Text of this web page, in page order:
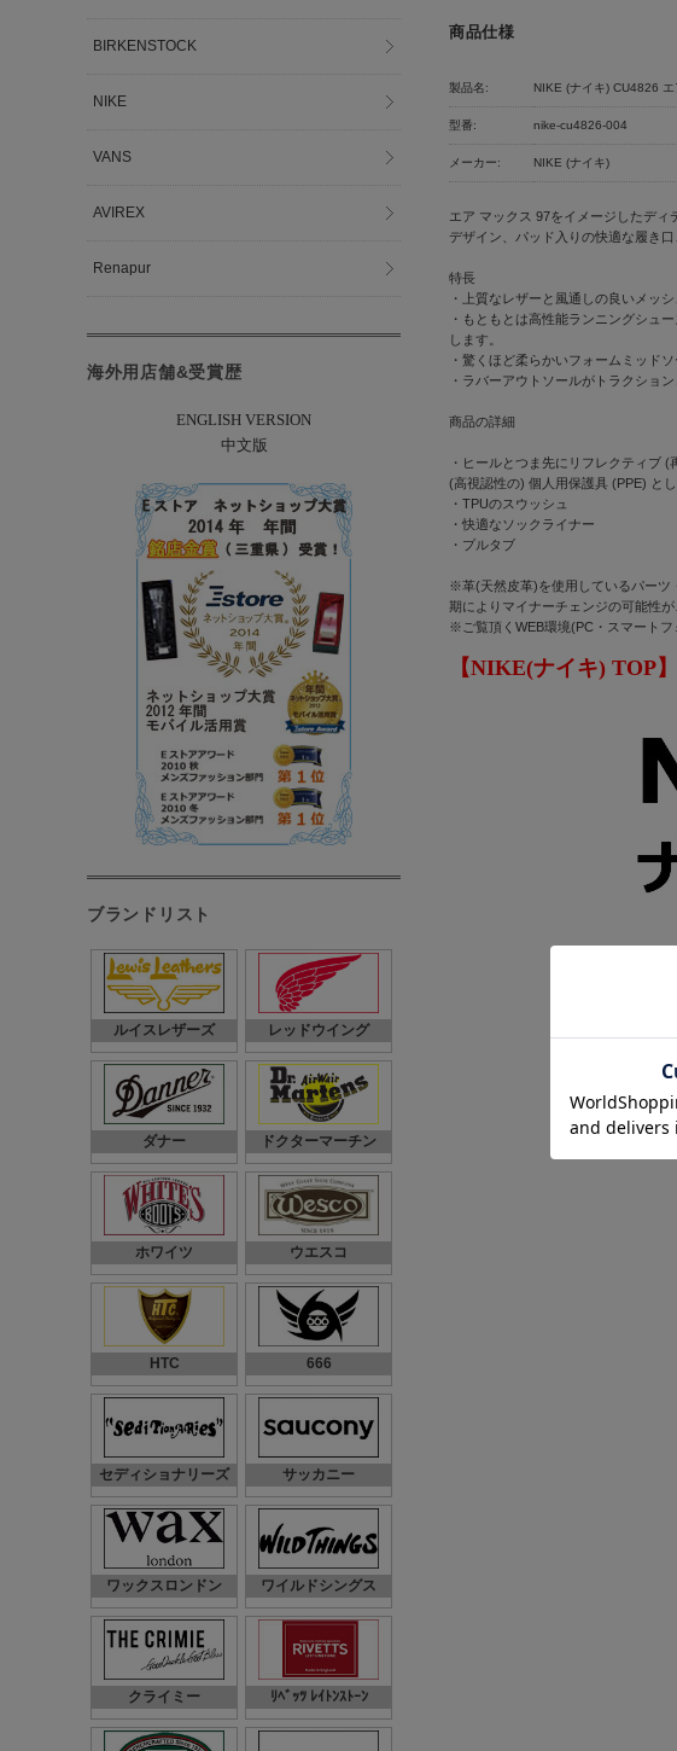
商品仕様
製品名: NIKE (ナイキ) CU4826
型番: nike-cu4826-004
メーカー: NIKE (ナイキ)
エア マックス 97をイメージしたデ
デザイン、パッド入りの快適な履き
特長
・上質なレザーと風通しの良いメッ
・もともとは高性能ランニングシュ
します。
・驚くほど柔らかいフォームミッド
・ラバーアウトソールがトラクション
商品の詳細
・ヒールとつま先にリフレクティブ
(高視認性の) 個人用保護具 (PPE) と
・TPUのスウッシュ
・快適なソックライナー
・プルタブ
※革(天然皮革)を使用しているパーツ
期によりマイナーチェンジの可能性が
※ご覧頂くWEB環境(PC・スマートフ
【NIKE(ナイキ) TOP】
BIRKENSTOCK
NIKE
VANS
AVIREX
Renapur
海外用店舗&受賞歴
ENGLISH VERSION
中文版
ブランドリスト
ルイスレザーズ レッドウイング
ダナー ドクターマーチン
ホワイツ ウエスコ
HTC 666
セディショナリーズ サッカニー
ワックスロンドン ワイルドシングス
クライミー ﾘﾍﾞｯﾂ ﾚｲﾄﾝｽﾄｰﾝ